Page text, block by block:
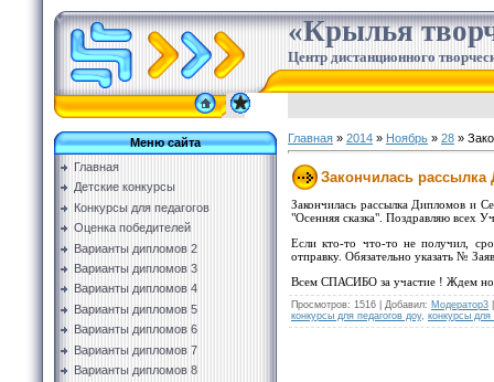
«Крылья
Центр дистанционного
Меню сайта
Главная
Детские конкурсы
Конкурсы для педагогов
Оценка победителей
Варианты дипломов 2
Варианты дипломов 3
Варианты дипломов 4
Варианты дипломов 5
Варианты дипломов 6
Варианты дипломов 7
Варианты дипломов 8
Главная » 2014 » Ноябрь » 28 »
Закончилась
Закончилась рассылка Дипломов и
"Осенняя сказка". Поздравляю всех
Если кто-то что-то не получил,
отправку. Обязательно указать №
Всем СПАСИБО за участие ! Ждем
Просмотров: 1516 Добавил: Модератор3
конкурсы для педагогов доу, конкурсы